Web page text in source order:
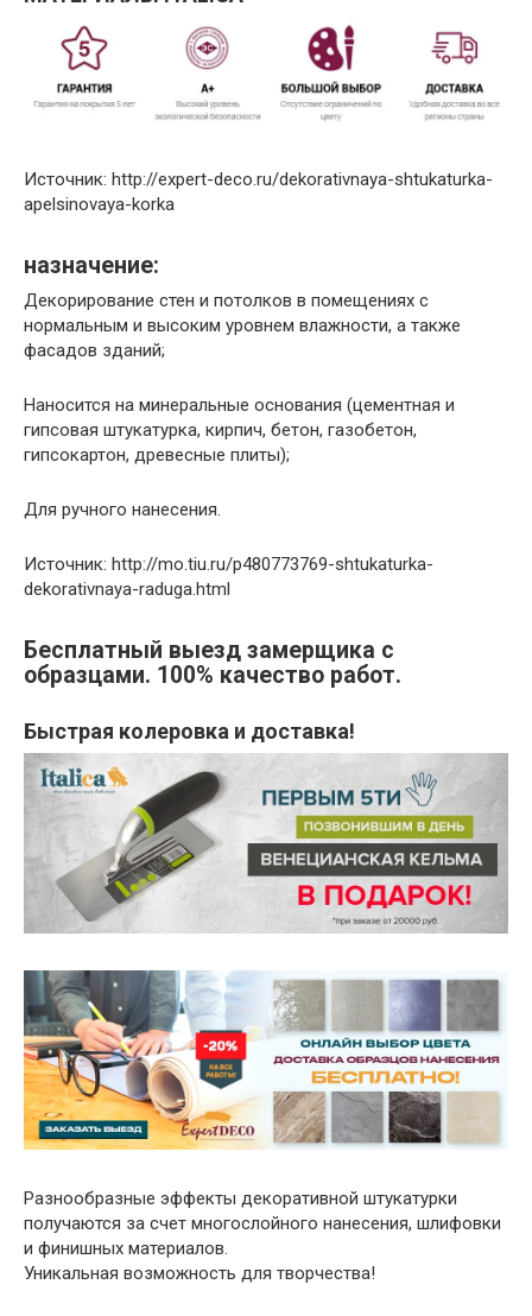
Источник: http://expert-deco.ru/dekorativnaya-shtukaturka-
apelsinovaya-korka
назначение:
Декорирование стен и потолков в помещениях с
нормальным и высоким уровнем влажности, а также
фасадов зданий;
Наносится на минеральные основания (цементная и
гипсовая штукатурка, кирпич, бетон, газобетон,
гипсокартон, древесные плиты);
Для ручного нанесения.
Источник: http://mo.tiu.ru/p480773769-shtukaturka-
dekorativnaya-raduga.html
Бесплатный выезд замерщика с
образцами. 100% качество работ.
Быстрая колеровка и доставка!
Разнообразные эффекты декоративной штукатурки
получаются за счет многослойного нанесения, шлифовки
и финишных материалов.
Уникальная возможность для творчества!